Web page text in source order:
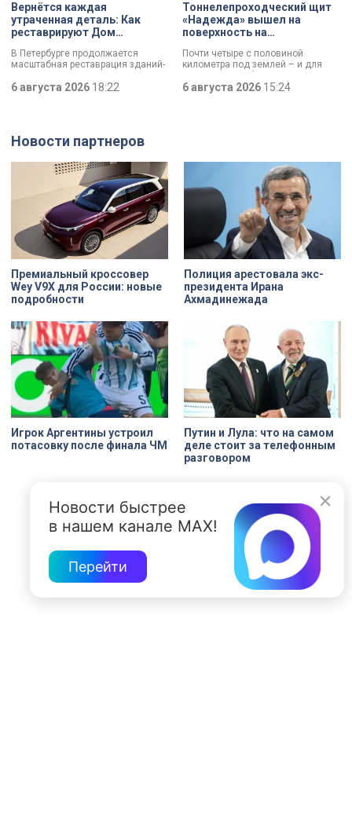
Вернётся каждая
утраченная деталь: Как
реставрируют Дом
Святого Николая на улице
Марата
В Петербурге продолжается
масштабная реставрация зданий-
губернаторской программы.
адресов сейчас — Дом
Единоверческой церкви Святого
Николая на улице Марата. Здание
XIX века, прошедшее через
несколько перестроек, сегодня
переживает второе рождение.
Жемчужина, объекта культурного
наследия — исторические часы.
Их элементы утрачены на 90%.
6 августа 2026 18:22
Тоннелепроходческий щит
«Надежда» вышел на
поверхность на
Почти четыре с половиной
километра под землей – и для
проходческий щит вышел на
6 августа 2026 15:24
Новости партнеров
Премиальный кроссовер
Wey V9X для России: новые
подробности
Полиция арестовала экс-
президента Ирана
Ахмадинежада
Игрок Аргентины устроил
потасовку после финала ЧМ
Путин и Лула: что на самом
деле стоит за телефонным
разговором
Новости быстрее
в нашем канале MAX!
Перейти